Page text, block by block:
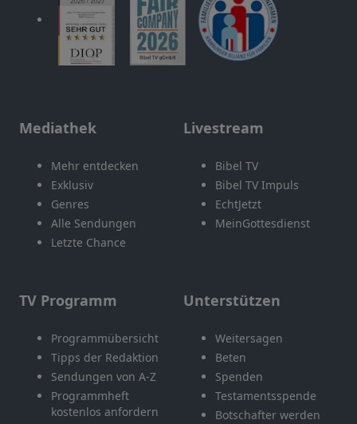
Mediathek
Mehr entdecken
Exklusiv
Genres
Alle Sendungen
Letzte Chance
Livestream
Bibel TV
Bibel TV Impuls
EchtJetzt
MeinGottesdienst
TV Programm
Programmübersicht
Tipps der Redaktion
Sendungen von A-Z
Programmheft
kostenlos anfordern
Unterstützen
Weitersagen
Beten
Spenden
Testamentsspende
Botschafter werden